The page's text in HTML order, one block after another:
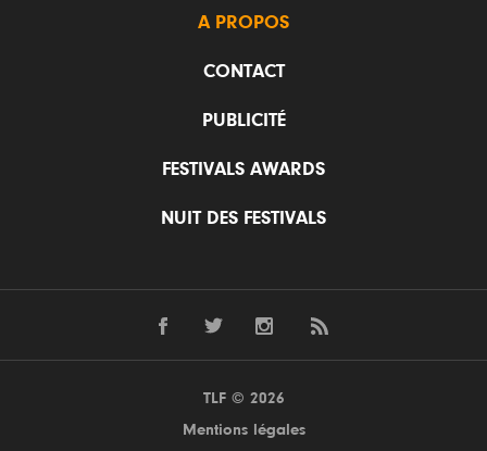
A PROPOS
CONTACT
PUBLICITÉ
FESTIVALS AWARDS
NUIT DES FESTIVALS
TLF © 2026
Mentions légales